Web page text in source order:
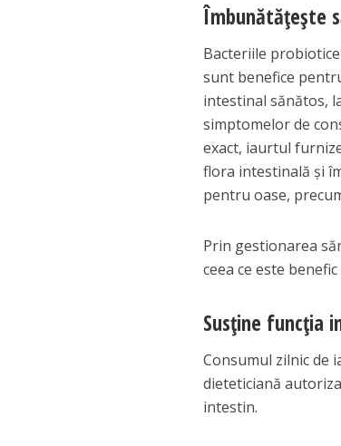
Îmbunătățește
Bacteriile
sunt benefice
intestinal sănătos,
simptomelor de
exact, iaurtul
flora intestinală și
pentru oase,
Prin gestionarea
ceea ce este
Susține funcția
Consumul zilnic de
dieteticiană
intestin.